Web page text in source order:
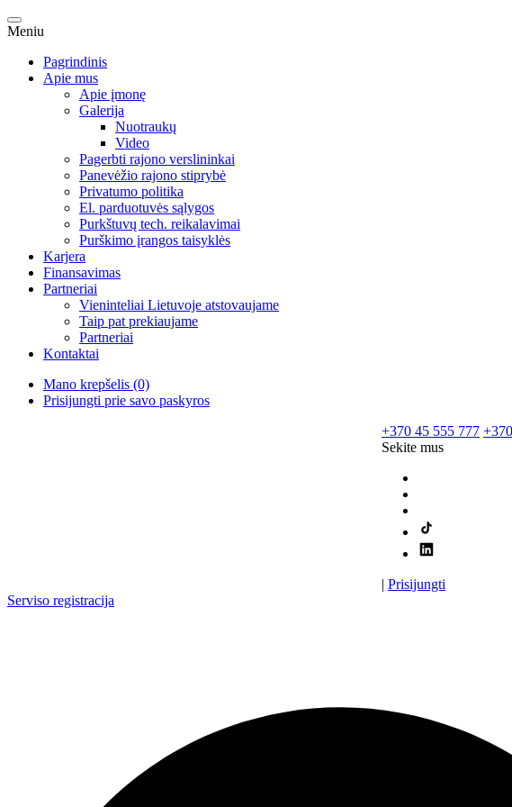
Meniu
Pagrindinis
Apie mus
Apie įmonę
Galerija
Nuotraukų
Video
Pagerbti rajono verslininkai
Panevėžio rajono stiprybė
Privatumo politika
El. parduotuvės sąlygos
Purkštuvų tech. reikalavimai
Purškimo įrangos taisyklės
Karjera
Finansavimas
Partneriai
Vieninteliai Lietuvoje atstovaujame
Taip pat prekiaujame
Partneriai
Kontaktai
Mano krepšelis (0)
Prisijungti prie savo paskyros
+370 45 555 777
Sekite mus
| Prisijungti
Serviso registracija